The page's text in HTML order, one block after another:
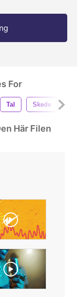
For
Tal Skede
Här Filen